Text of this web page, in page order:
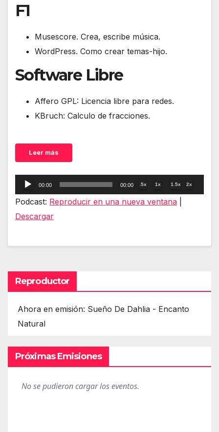
F1
Musescore. Crea, escribe música.
WordPress. Como crear temas-hijo.
Software Libre
Affero GPL: Licencia libre para redes.
KBruch: Calculo de fracciones.
Leer más
Reproductor
de
00:00 00:00 .5x 1x 1.5x 2x
Podcast: Reproducir en una nueva ventana
Descargar
Reproductor
Ahora en emisión: Sueño De Dahlia - Encanto
Natural
Próximas Emisiones